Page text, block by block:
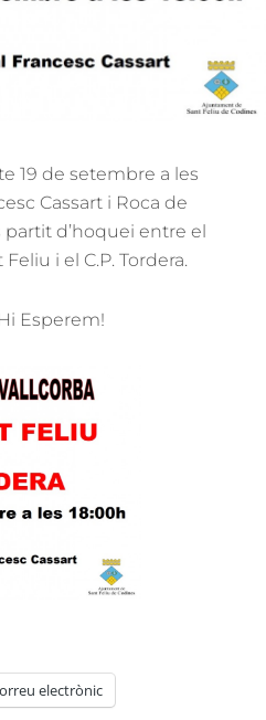
19 de setembre a les
Cassart i Roca de
d’hoquei entre el
i el C.P. Tordera.
Esperem!
electrònic